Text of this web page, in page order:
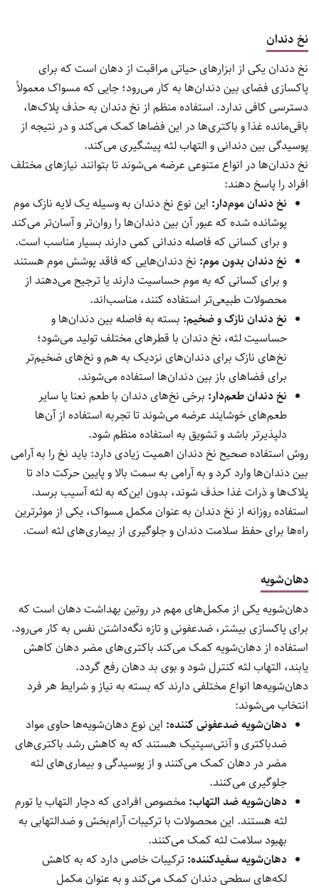
نخ دندان
نخ دندان یکی از ابزارهای حیاتی مراقبت از دهان است که برای
پاکسازی فضای بین دندان‌ها به کار می‌رود؛ جایی که مسواک معمولاً
دسترسی کافی ندارد. استفاده منظم از نخ دندان به حذف پلاک‌ها،
باقی‌مانده غذا و باکتری‌ها در این فضاها کمک می‌کند و در نتیجه از
پوسیدگی بین دندانی و التهاب لثه پیشگیری می‌کند.
نخ دندان‌ها در انواع متنوعی عرضه می‌شوند تا بتوانند نیازهای مختلف
افراد را پاسخ دهند:
نخ دندان موم‌دار: این نوع نخ دندان به وسیله یک لایه نازک موم
پوشانده شده که عبور آن بین دندان‌ها را روان‌تر و آسان‌تر می‌کند
و برای کسانی که فاصله دندانی کمی دارند بسیار مناسب است.
نخ دندان بدون موم: نخ دندان‌هایی که فاقد پوشش موم هستند
و برای کسانی که به موم حساسیت دارند یا ترجیح می‌دهند از
محصولات طبیعی‌تر استفاده کنند، مناسب‌اند.
نخ دندان نازک و ضخیم: بسته به فاصله بین دندان‌ها و
حساسیت لثه، نخ دندان با قطرهای مختلف تولید می‌شود؛
نخ‌های نازک برای دندان‌های نزدیک به هم و نخ‌های ضخیم‌تر
برای فضاهای باز بین دندان‌ها استفاده می‌شوند.
نخ دندان طعم‌دار: برخی نخ‌های دندان با طعم نعنا یا سایر
طعم‌های خوشایند عرضه می‌شوند تا تجربه استفاده از آن‌ها
دلپذیرتر باشد و تشویق به استفاده منظم شود.
روش استفاده صحیح نخ دندان اهمیت زیادی دارد: باید نخ را به آرامی
بین دندان‌ها وارد کرد و به آرامی به سمت بالا و پایین حرکت داد تا
پلاک‌ها و ذرات غذا حذف شوند، بدون این‌که به لثه آسیب برسد.
استفاده روزانه از نخ دندان به عنوان مکمل مسواک، یکی از موثرترین
راه‌ها برای حفظ سلامت دندان و جلوگیری از بیماری‌های لثه است.
دهان‌شویه
دهان‌شویه یکی از مکمل‌های مهم در روتین بهداشت دهان است که
برای پاکسازی بیشتر، ضدعفونی و تازه نگه‌داشتن نفس به کار می‌رود.
استفاده از دهان‌شویه کمک می‌کند باکتری‌های مضر دهان کاهش
یابند، التهاب لثه کنترل شود و بوی بد دهان رفع گردد.
دهان‌شویه‌ها انواع مختلفی دارند که بسته به نیاز و شرایط هر فرد
انتخاب می‌شوند:
دهان‌شویه ضدعفونی کننده: این نوع دهان‌شویه‌ها حاوی مواد
ضدباکتری و آنتی‌سپتیک هستند که به کاهش رشد باکتری‌های
مضر در دهان کمک می‌کنند و از پوسیدگی و بیماری‌های لثه
جلوگیری می‌کنند.
دهان‌شویه ضد التهاب: مخصوص افرادی که دچار التهاب یا تورم
لثه هستند. این محصولات با ترکیبات آرام‌بخش و ضدالتهابی به
بهبود سلامت لثه کمک می‌کنند.
دهان‌شویه سفیدکننده: ترکیبات خاصی دارد که به کاهش
لکه‌های سطحی دندان کمک می‌کند و به عنوان مکمل